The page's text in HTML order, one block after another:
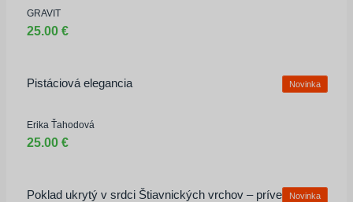
GRAVIT
25.00 €
Pistáciová elegancia Novinka
Erika Ťahodová
25.00 €
Poklad ukrytý v srdci Štiavnických vrchov – prívesok z
Novinka